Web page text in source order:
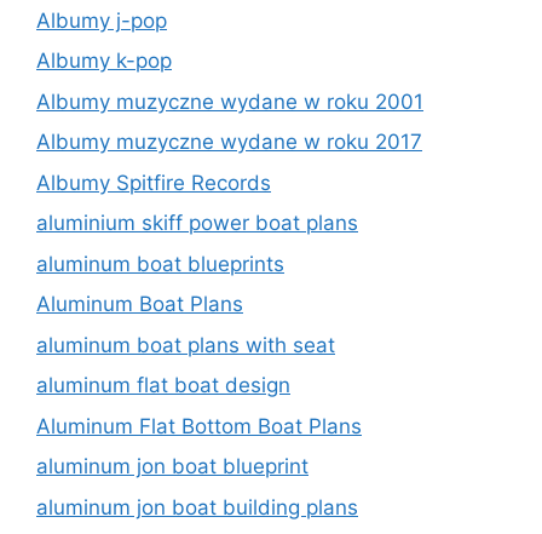
Albumy j-pop
Albumy k-pop
Albumy muzyczne wydane w roku 2001
Albumy muzyczne wydane w roku 2017
Albumy Spitfire Records
aluminium skiff power boat plans
aluminum boat blueprints
Aluminum Boat Plans
aluminum boat plans with seat
aluminum flat boat design
Aluminum Flat Bottom Boat Plans
aluminum jon boat blueprint
aluminum jon boat building plans